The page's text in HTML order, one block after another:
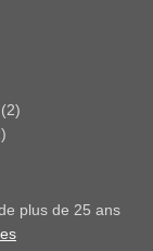
(2)
plus de 25 ans